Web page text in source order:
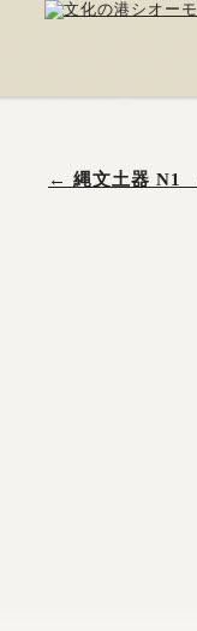
← 縄文土器 N1